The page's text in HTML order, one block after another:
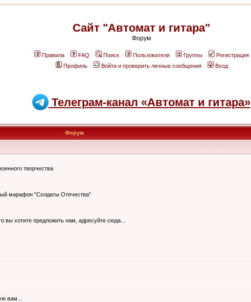
Сайт "Автомат и гитара"
Форум
Правила FAQ Поиск Пользователи Группы
Регистрация
Профиль
Войти и проверить личные сообщения Вход
Телеграм-канал «Автомат и гитара»
Форум
творчества
марафон "Солдаты Отечества"
вы хотите предложить нам, адресуйте сюда...
вам...